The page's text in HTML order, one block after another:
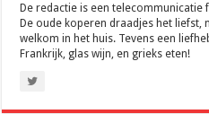
De redactie is een telecommunicatie
De oude koperen draadjes het liefst,
welkom in het huis. Tevens een
Frankrijk, glas wijn, en grieks eten!